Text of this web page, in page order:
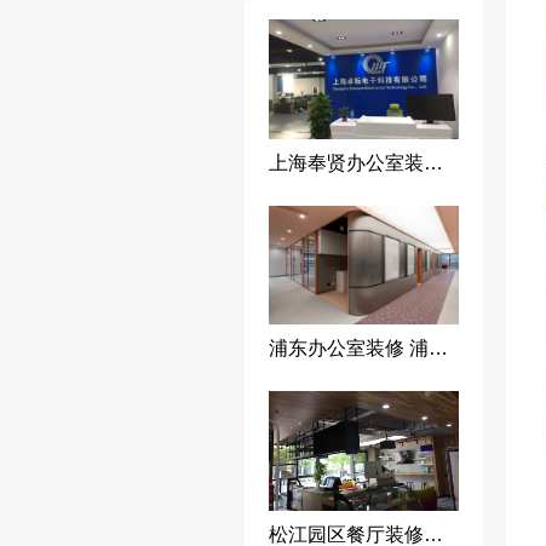
上海奉贤办公室装修 办公空间设计 办公室装修设计工程-上海荣钦建筑装饰公司
浦东办公室装修 浦东写字楼装修 浦东办公室装修设计工程-上海荣钦装修公司
松江园区餐厅装修设计